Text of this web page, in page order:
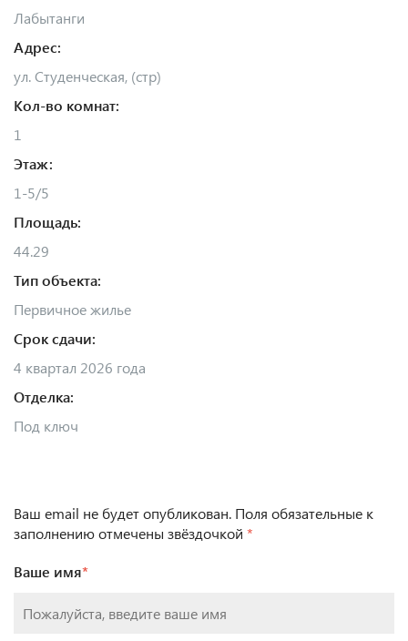
Лабытанги
Адрес:
ул. Студенческая, (стр)
Кол-во комнат:
1
Этаж:
1-5/5
Площадь:
44.29
Тип объекта:
Первичное жилье
Срок сдачи:
4 квартал 2026 года
Отделка:
Под ключ
Ваш email не будет опубликован. Поля обязательные к
заполнению отмечены звёздочкой *
Ваше имя*